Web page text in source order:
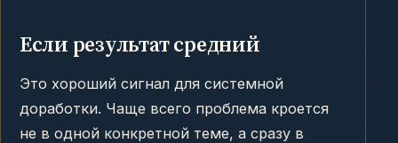
Если результат средний
Это хороший сигнал для системной
доработки. Чаще всего проблема кроется
не в одной конкретной теме, а сразу в